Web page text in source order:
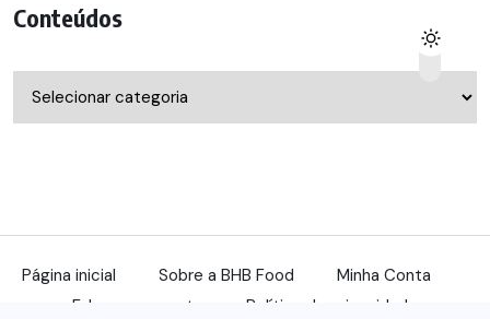
Conteúdos
Página inicial Sobre a BHB Food
Minha Conta
Fale com a gente
Política de privacidade